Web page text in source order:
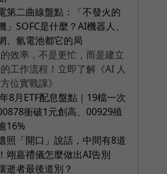
第二曲線盤點：「不發火的
」SOFC是什麼？AI機器人、
、氫電池都它的局
效率，不是更忙，而是建立
工作流程！立即了解《AI 人
位實戰課》
8月ETF配息盤點｜19檔一次
衝破1元創高、00929殖
16%
照「開口」說話，中間有8道
翊嘉禮儀怎麼做出AI告別
逝者最後道別？